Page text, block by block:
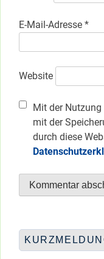
E-Mail-Adresse *
Website
Mit der
mit der
durch diese